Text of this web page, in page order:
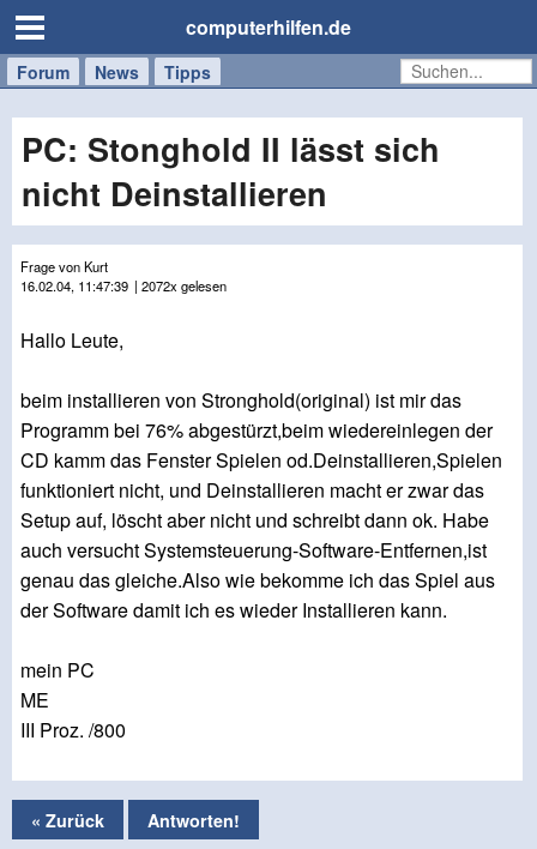
computerhilfen.de
Forum News Tipps
Handy
Tablet
Windows
Mac
PC: Stonghold II lässt sich
nicht Deinstallieren
Frage von Kurt
16.02.04, 11:47:39 | 2072x gelesen
Hallo Leute,
beim installieren von Stronghold(original) ist mir das
Programm bei 76% abgestürzt,beim wiedereinlegen der
CD kamm das Fenster Spielen od.Deinstallieren,Spielen
funktioniert nicht, und Deinstallieren macht er zwar das
Setup auf, löscht aber nicht und schreibt dann ok. Habe
auch versucht Systemsteuerung-Software-Entfernen,ist
genau das gleiche.Also wie bekomme ich das Spiel aus
der Software damit ich es wieder Installieren kann.
mein PC
ME
III Proz. /800
« Zurück Antworten!